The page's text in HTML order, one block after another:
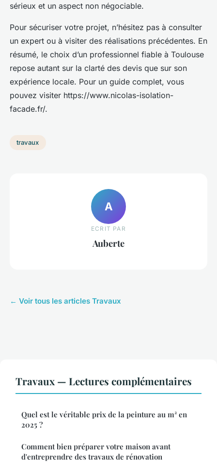
sérieux et un aspect non négociable.
Pour sécuriser votre projet, n’hésitez pas à consulter
un expert ou à visiter des réalisations précédentes. En
résumé, le choix d’un professionnel fiable à Toulouse
repose autant sur la clarté des devis que sur son
expérience locale. Pour un guide complet, vous
pouvez visiter https://www.nicolas-isolation-
facade.fr/.
travaux
A
ECRIT PAR
Auberte
← Voir tous les articles Travaux
Travaux — Lectures complémentaires
Quel est le véritable prix de la peinture au m² en
2025 ?
Comment bien préparer votre maison avant
d'entreprendre des travaux de rénovation